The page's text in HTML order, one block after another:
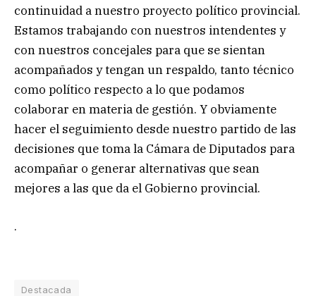
continuidad a nuestro proyecto político provincial.
Estamos trabajando con nuestros intendentes y
con nuestros concejales para que se sientan
acompañados y tengan un respaldo, tanto técnico
como político respecto a lo que podamos
colaborar en materia de gestión. Y obviamente
hacer el seguimiento desde nuestro partido de las
decisiones que toma la Cámara de Diputados para
acompañar o generar alternativas que sean
mejores a las que da el Gobierno provincial.
.
Destacada